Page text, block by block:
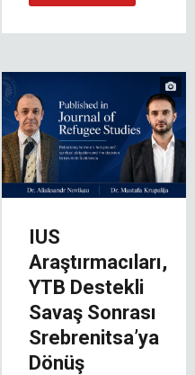
IUS
Araştırmacıları,
YTB Destekli
Savaş Sonrası
Srebrenitsa’ya
Dönüş